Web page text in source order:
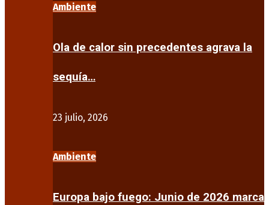
Ambiente
Ola de calor sin precedentes agrava la
sequía…
23 julio, 2026
Ambiente
Europa bajo fuego: Junio de 2026 marca